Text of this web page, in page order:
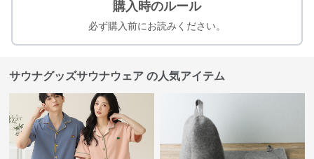
購入時のルール
必ず購入前にお読みください。
サウナグッズサウナウェア の人気アイテム